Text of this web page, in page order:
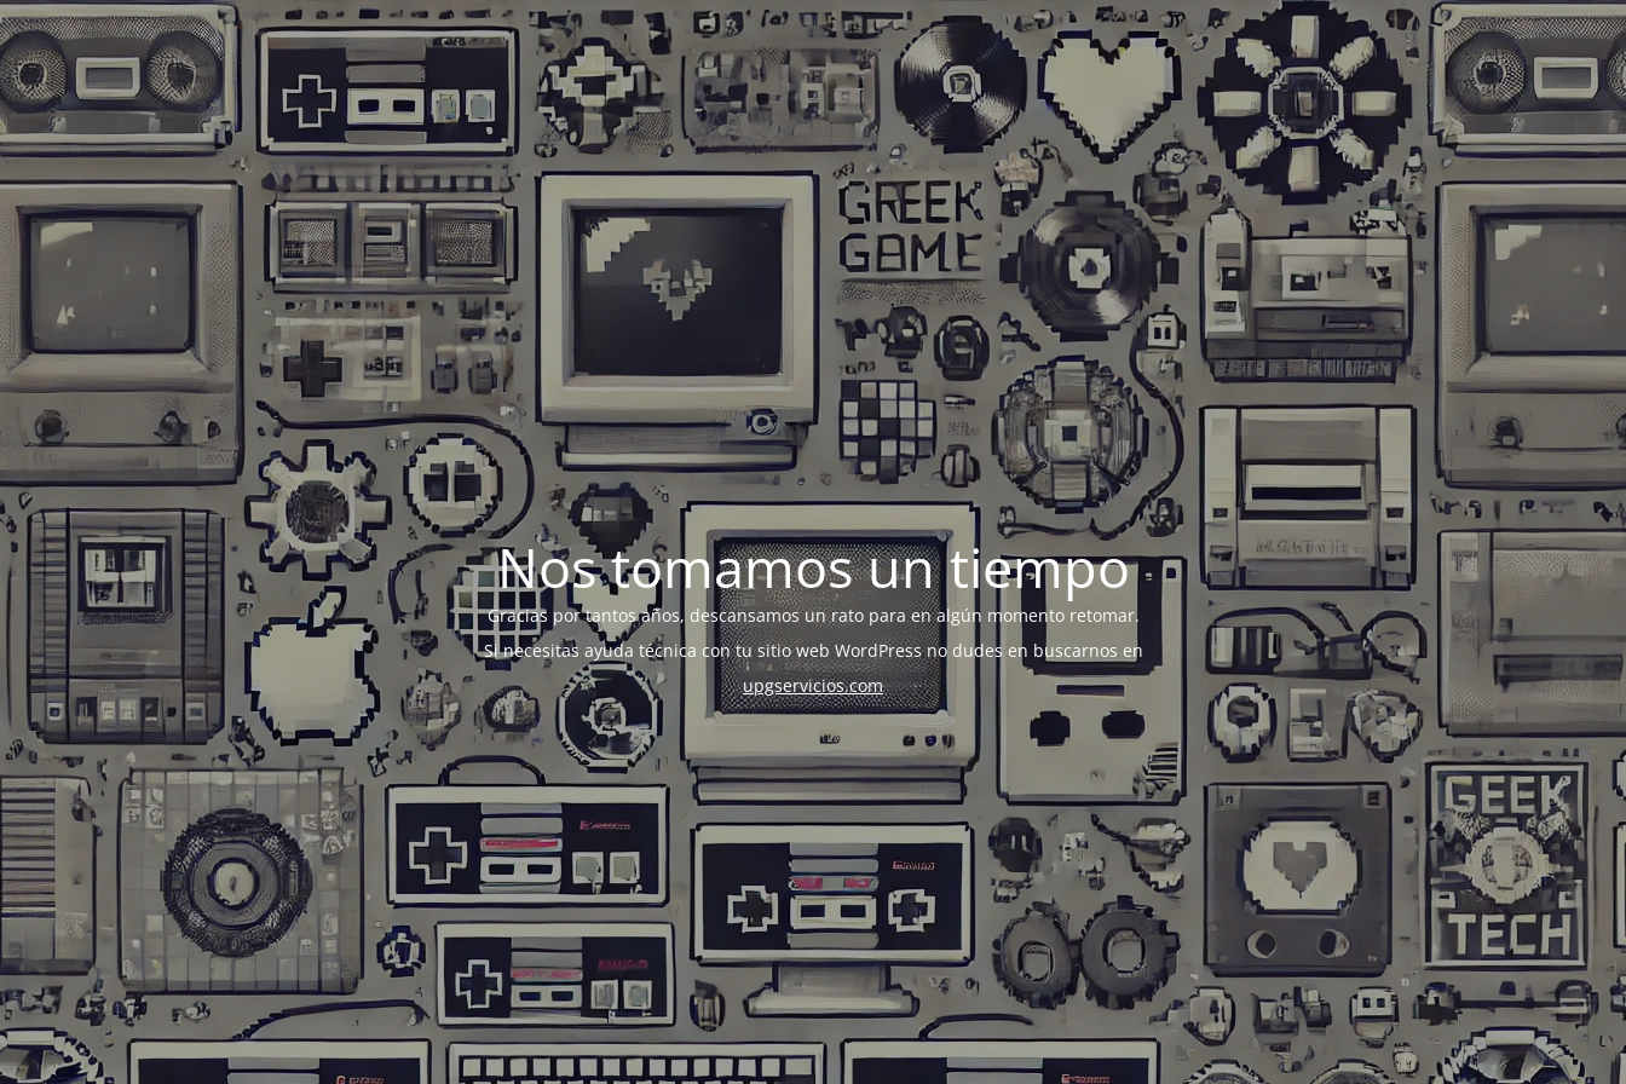
Nos tomamos un tiempo
Gracias por tantos años, descansamos un rato para en algún momento retomar.
Si necesitas ayuda técnica con tu sitio web WordPress no dudes en buscarnos en
upgservicios.com